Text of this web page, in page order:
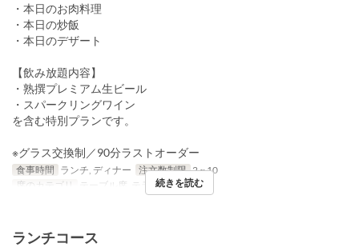
・本日のお肉料理
・本日の炒飯
・本日のデザート
【飲み放題内容】
・熟撰プレミアム生ビール
・スパークリングワイン
を含む特別プランです。
※グラス交換制／90分ラストオーダー
食事時間 ランチ, ディナー 注文数制限 2 ~ 10
席のカテゴリ
テーブル席, テラス, 個室
続きを読む
ランチコース